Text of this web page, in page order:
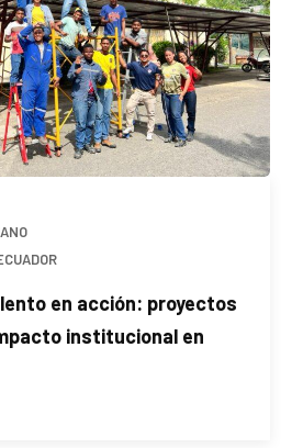
en acción: proyectos
institucional en